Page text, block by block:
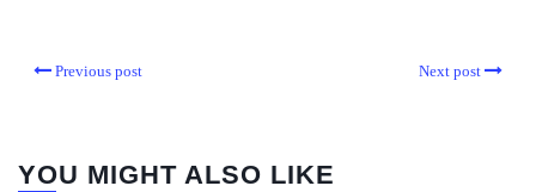
Previous post Next post
YOU MIGHT ALSO LIKE